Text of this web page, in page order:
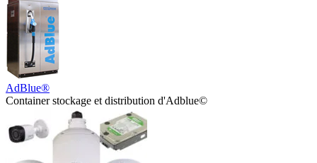
AdBlue®
Container stockage et distribution d'Adblue©